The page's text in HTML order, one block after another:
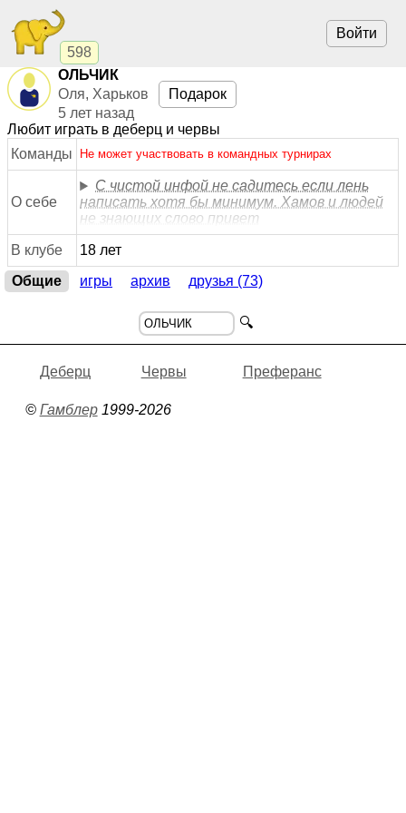
598
Войти
ОЛЬЧИК
Оля, Харьков
5 лет назад
Подарок
Любит играть в деберц и червы
Команды
Не может участвовать в командных турнирах
О себе
С чистой инфой не садитесь если лень
написать хотя бы минимум. Хамов и людей
не знающих слово привет
В клубе
18 лет
Общие
игры архив друзья (73)
🔍
Деберц Червы Преферанс
© Гамблер1999-2026